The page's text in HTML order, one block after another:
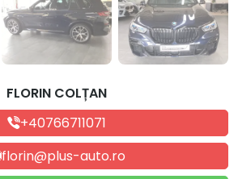
FLORIN COLȚAN
+40766711071
florin@plus-auto.ro